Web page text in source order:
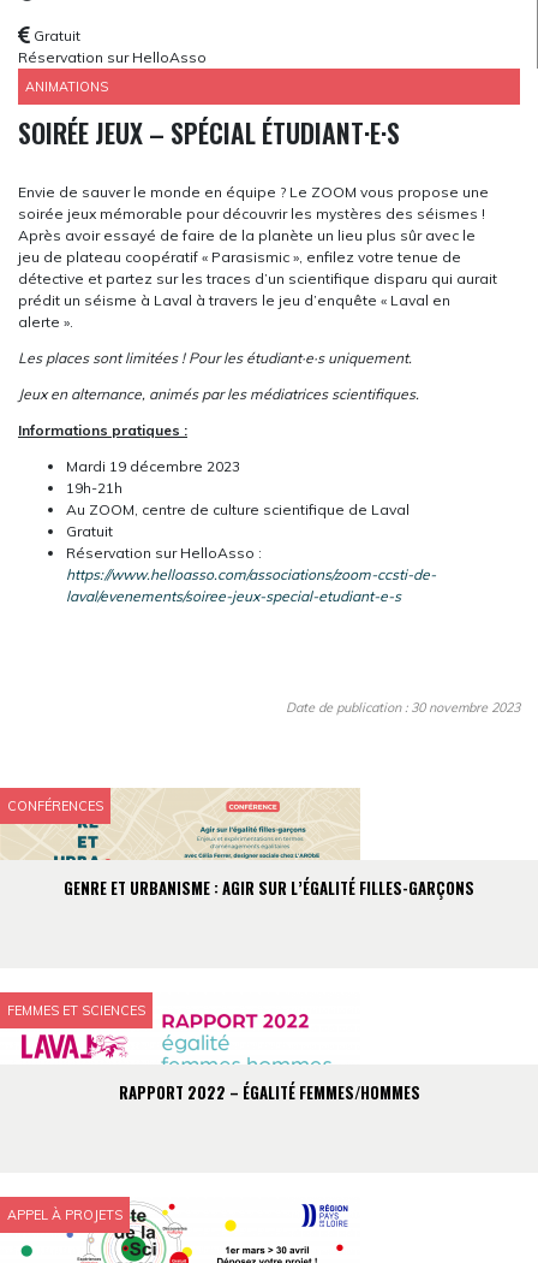
Gratuit
Réservation sur HelloAsso
ANIMATIONS
SOIRÉE JEUX – SPÉCIAL ÉTUDIANT·E·S
Envie de sauver le monde en équipe ? Le ZOOM vous propose une
soirée jeux mémorable pour découvrir les mystères des séismes !
Après avoir essayé de faire de la planète un lieu plus sûr avec le
jeu de plateau coopératif « Parasismic », enfilez votre tenue de
détective et partez sur les traces d’un scientifique disparu qui aurait
prédit un séisme à Laval à travers le jeu d’enquête « Laval en
alerte ».
Les places sont limitées ! Pour les étudiant·e·s uniquement.
Jeux en alternance, animés par les médiatrices scientifiques.
Informations pratiques :
Mardi 19 décembre 2023
19h-21h
Au ZOOM, centre de culture scientifique de Laval
Gratuit
Réservation sur HelloAsso :
https://www.helloasso.com/associations/zoom-ccsti-de-
laval/evenements/soiree-jeux-special-etudiant-e-s
Date de publication : 30 novembre 2023
CONFÉRENCES
GENRE ET URBANISME : AGIR SUR L’ÉGALITÉ FILLES-GARÇONS
FEMMES ET SCIENCES
RAPPORT 2022 – ÉGALITÉ FEMMES/HOMMES
APPEL À PROJETS